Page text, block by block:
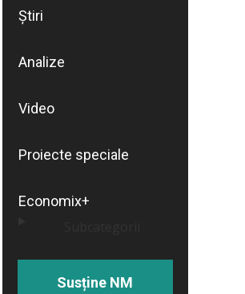
Știri
Analize
Video
Proiecte speciale
Economix+
Susține NM